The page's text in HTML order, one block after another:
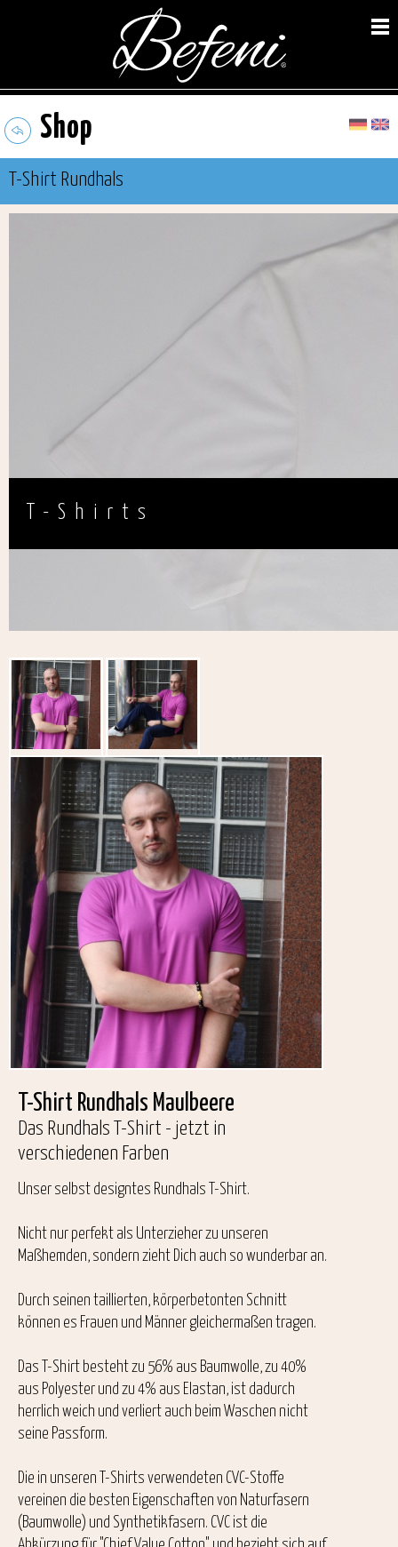
Shop
T-Shirt Rundhals
T-Shirts
T-Shirt Rundhals Maulbeere
Das Rundhals T-Shirt - jetzt in
verschiedenen Farben
Unser selbst designtes Rundhals T-Shirt.
Nicht nur perfekt als Unterzieher zu unseren
Maßhemden, sondern zieht Dich auch so wunderbar an.
Durch seinen taillierten, körperbetonten Schnitt
können es Frauen und Männer gleichermaßen tragen.
Das T-Shirt besteht zu 56% aus Baumwolle, zu 40%
aus Polyester und zu 4% aus Elastan, ist dadurch
herrlich weich und verliert auch beim Waschen nicht
seine Passform.
Die in unseren T-Shirts verwendeten CVC-Stoffe
vereinen die besten Eigenschaften von Naturfasern
(Baumwolle) und Synthetikfasern. CVC ist die